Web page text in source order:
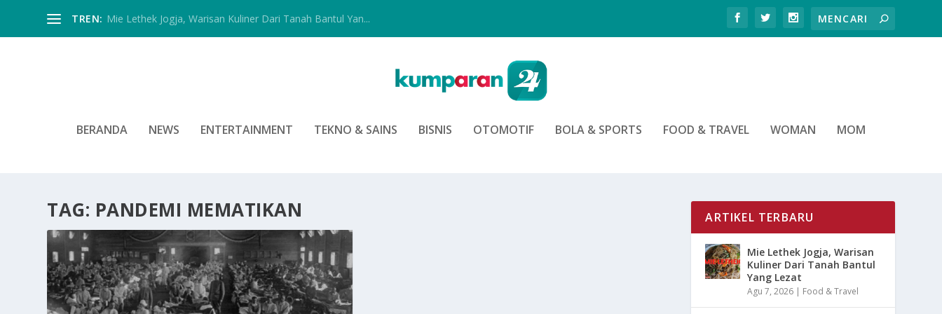
TREN: Mie Lethek Jogja, Warisan Kuliner Dari Tanah Bantul Yan...
BERANDA NEWS ENTERTAINMENT TEKNO & SAINS BISNIS OTOMOTIF BOLA & SPORTS FOOD & TRAVEL WOMAN MOM
TAG: PANDEMI MEMATIKAN ARTIKEL TERBARU
Mie Lethek Jogja, Warisan
Kuliner Dari Tanah Bantul
Yang Lezat
Agu 7, 2026 | Food & Travel